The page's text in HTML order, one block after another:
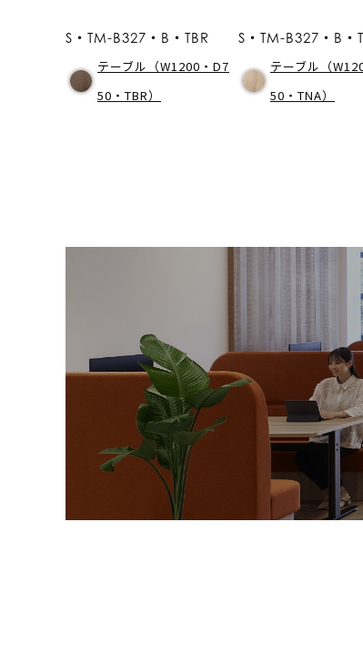
S・TM-B327・B・TBR
テーブル（W1200・D7
50・TBR）
S・TM-B327・B・
テーブル（
50・TNA）